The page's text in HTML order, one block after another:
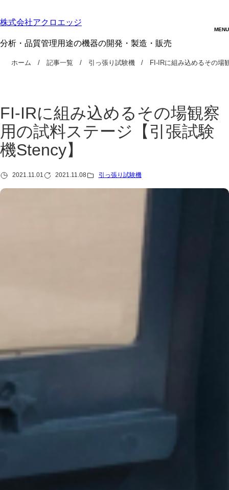
株式会社アクロエッジ
分析・品質管理用途の機器の開発・製造・販売
ホーム 記事一覧 引っ張り試験機 FI-IRに組み込めるその場
FI-IRに組み込めるその場観察
用の試料ステージ【引張試験
機Stency】
2021.11.01 2021.11.08 引っ張り試験機